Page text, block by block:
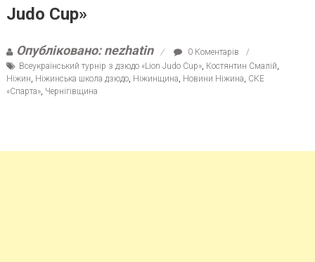
Judo Cup»
Опубліковано: nezhatin
0 Коментарів
Всеукраїнський турнір з дзюдо «Lion Judo Cup», Костянтин Смалій
Ніжин Ніжинська школа дзюдо, Ніжинщина Новини Ніжина СКЕ
«Спарта», Чернігівщина